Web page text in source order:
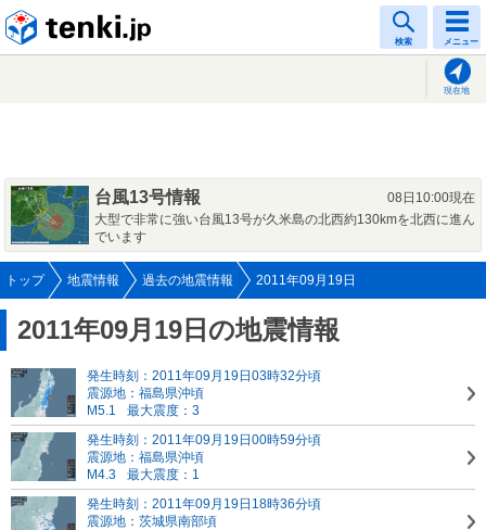
検索 メニュー
現在地
台風13号情報
08日10:00現在
大型で非常に強い台風13号が久米島の北西約130kmを北西に進ん
でいます
トップ 地震情報 過去の地震情報 2011年09月19日
2011年09月19日の地震情報
発生時刻：2011年09月19日03時32分頃
震源地：福島県沖頃
M5.1
最大震度：3
発生時刻：2011年09月19日00時59分頃
震源地：福島県沖頃
M4.3
最大震度：1
発生時刻：2011年09月19日18時36分頃
震源地：茨城県南部頃